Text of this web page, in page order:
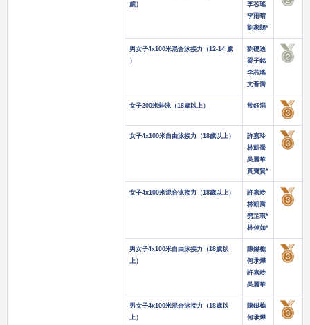
歲）
李芯瑤
李雨晴
劉家朗*
男女子4x100米混合泳接力（12-14 歲
）
劉礎迪
梁子銘
李芯瑤
文薈喬
女子200米蛙泳（18歲以上） 常鈺涓
女子4x100米自由泳接力（18歲以上）
許嘉玲
林凱喬
吳麗華
黃寶賢*
女子4x100米混合泳接力（18歲以上）
許嘉玲
林凱喬
勞芷琪*
林倬如*
男女子4x100米自由泳接力（18歲以
上）
陳鎡樵
何承燁
許嘉玲
吳麗華
男女子4x100米混合泳接力（18歲以
上）
陳鎡樵
何承燁